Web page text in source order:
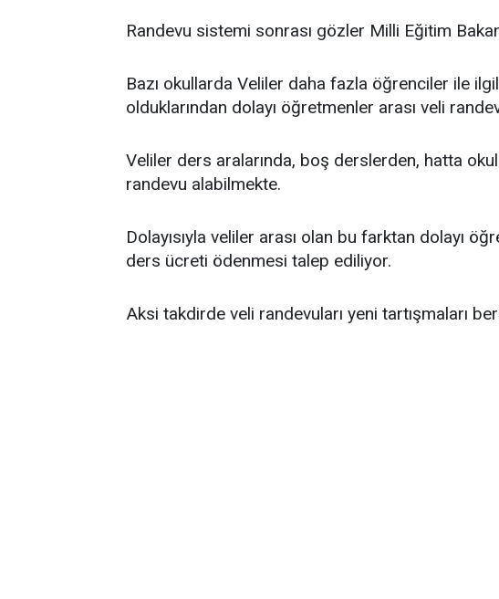
Randevu sistemi sonrası gözler Milli Eğitim
Bazı okullarda Veliler daha fazla öğrenciler ile
olduklarından dolayı öğretmenler arası veli
Veliler ders aralarında, boş derslerden, hatta
randevu alabilmekte.
Dolayısıyla veliler arası olan bu farktan dolayı
ders ücreti ödenmesi talep ediliyor.
Aksi takdirde veli randevuları yeni tartışmaları